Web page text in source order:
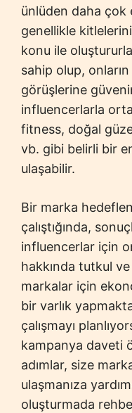
ünlüden daha
genellikle
konu ile
sahip olup,
görüşlerine
influencerlarla
fitness, doğal
vb. gibi belirli bir
ulaşabilir.
Bir marka
çalıştığında,
influencerlar için
hakkında tutkul
markalar için
bir varlık
çalışmayı
kampanya daveti
adımlar, size
ulaşmanıza
oluşturmada